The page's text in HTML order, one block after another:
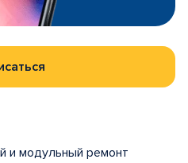
и модульный ремонт